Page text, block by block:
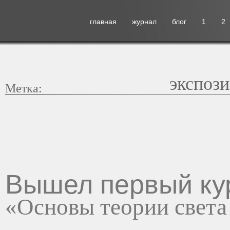
главная журнал блог 1 2
Метка:
Вышел первый
«Основы теории